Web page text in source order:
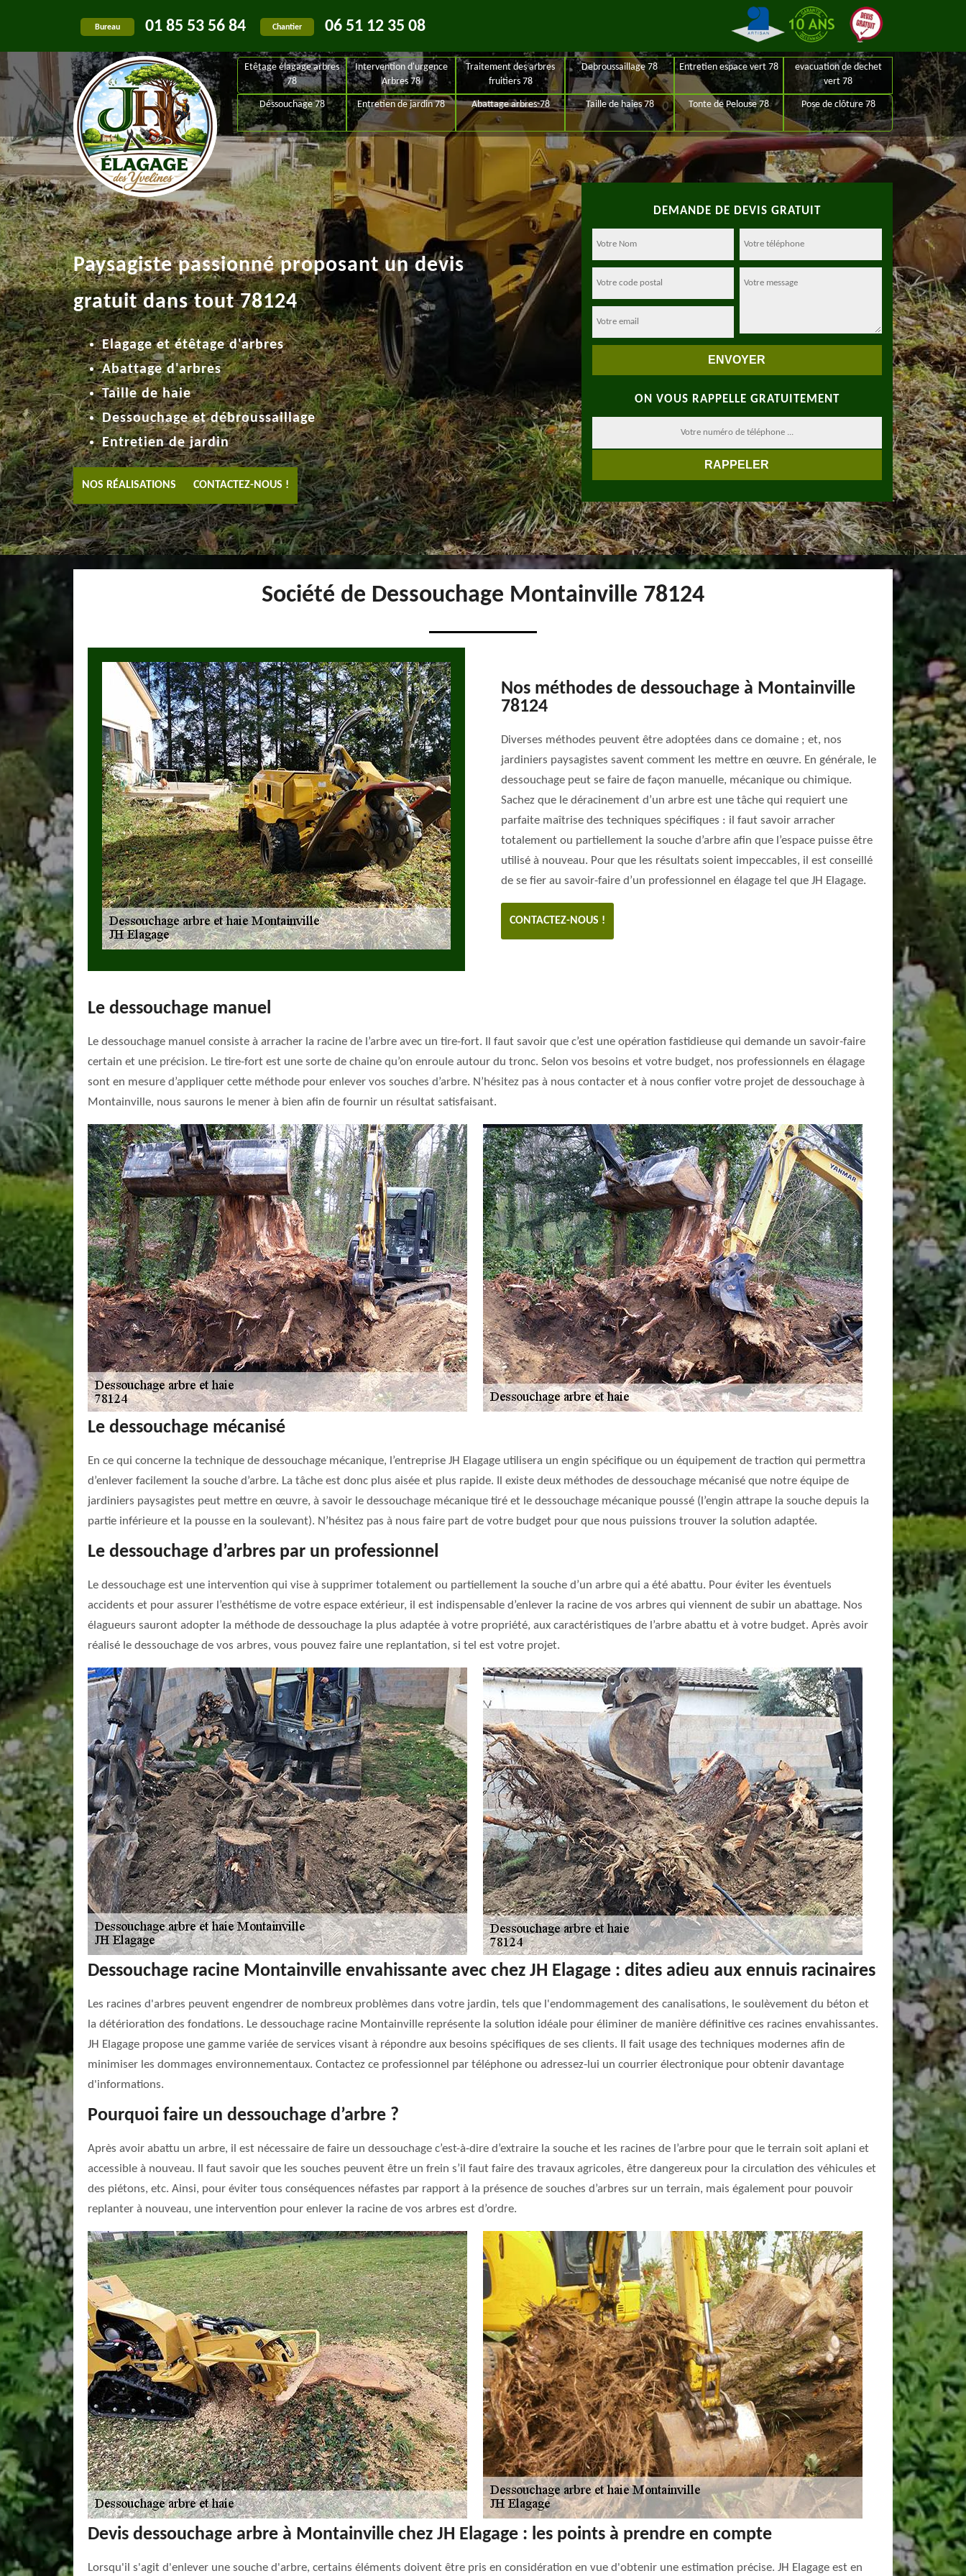
Bureau 01 85 53 56 84 Chantier 06 51 12 35 08
Etêtage élagage arbres
78
Intervention d'urgence
Arbres 78
Traitement des arbres
fruitiers 78
Debroussaillage 78 Entretien espace vert 78
evacuation de dechet
vert 78
Déssouchage 78 Entretien de jardin 78 Abattage arbres-78 Taille de haies 78 Tonte de Pelouse 78 Pose de clôture 78
DEMANDE DE DEVIS GRATUIT
ON VOUS RAPPELLE GRATUITEMENT
Paysagiste passionné proposant un devis
gratuit dans tout 78124
Elagage et étêtage d'arbres
Abattage d'arbres
Taille de haie
Dessouchage et débroussaillage
Entretien de jardin
NOS RÉALISATIONS CONTACTEZ-NOUS !
Société de Dessouchage Montainville 78124
Nos méthodes de dessouchage à Montainville
78124
Diverses méthodes peuvent être adoptées dans ce domaine ; et, nos
jardiniers paysagistes savent comment les mettre en œuvre. En générale, le
dessouchage peut se faire de façon manuelle, mécanique ou chimique.
Sachez que le déracinement d’un arbre est une tâche qui requiert une
parfaite maîtrise des techniques spécifiques : il faut savoir arracher
totalement ou partiellement la souche d’arbre afin que l’espace puisse être
utilisé à nouveau. Pour que les résultats soient impeccables, il est conseillé
de se fier au savoir-faire d’un professionnel en élagage tel que JH Elagage.
CONTACTEZ-NOUS !
Le dessouchage manuel
Le dessouchage manuel consiste à arracher la racine de l’arbre avec un tire-fort. Il faut savoir que c’est une opération fastidieuse qui demande un savoir-faire
certain et une précision. Le tire-fort est une sorte de chaine qu’on enroule autour du tronc. Selon vos besoins et votre budget, nos professionnels en élagage
sont en mesure d’appliquer cette méthode pour enlever vos souches d’arbre. N’hésitez pas à nous contacter et à nous confier votre projet de dessouchage à
Montainville, nous saurons le mener à bien afin de fournir un résultat satisfaisant.
Le dessouchage mécanisé
En ce qui concerne la technique de dessouchage mécanique, l’entreprise JH Elagage utilisera un engin spécifique ou un équipement de traction qui permettra
d’enlever facilement la souche d’arbre. La tâche est donc plus aisée et plus rapide. Il existe deux méthodes de dessouchage mécanisé que notre équipe de
jardiniers paysagistes peut mettre en œuvre, à savoir le dessouchage mécanique tiré et le dessouchage mécanique poussé (l’engin attrape la souche depuis la
partie inférieure et la pousse en la soulevant). N’hésitez pas à nous faire part de votre budget pour que nous puissions trouver la solution adaptée.
Le dessouchage d’arbres par un professionnel
Le dessouchage est une intervention qui vise à supprimer totalement ou partiellement la souche d’un arbre qui a été abattu. Pour éviter les éventuels
accidents et pour assurer l’esthétisme de votre espace extérieur, il est indispensable d’enlever la racine de vos arbres qui viennent de subir un abattage. Nos
élagueurs sauront adopter la méthode de dessouchage la plus adaptée à votre propriété, aux caractéristiques de l’arbre abattu et à votre budget. Après avoir
réalisé le dessouchage de vos arbres, vous pouvez faire une replantation, si tel est votre projet.
Dessouchage racine Montainville envahissante avec chez JH Elagage : dites adieu aux ennuis racinaires
Les racines d'arbres peuvent engendrer de nombreux problèmes dans votre jardin, tels que l'endommagement des canalisations, le soulèvement du béton et
la détérioration des fondations. Le dessouchage racine Montainville représente la solution idéale pour éliminer de manière définitive ces racines envahissantes.
JH Elagage propose une gamme variée de services visant à répondre aux besoins spécifiques de ses clients. Il fait usage des techniques modernes afin de
minimiser les dommages environnementaux. Contactez ce professionnel par téléphone ou adressez-lui un courrier électronique pour obtenir davantage
d'informations.
Pourquoi faire un dessouchage d’arbre ?
Après avoir abattu un arbre, il est nécessaire de faire un dessouchage c’est-à-dire d’extraire la souche et les racines de l’arbre pour que le terrain soit aplani et
accessible à nouveau. Il faut savoir que les souches peuvent être un frein s’il faut faire des travaux agricoles, être dangereux pour la circulation des véhicules et
des piétons, etc. Ainsi, pour éviter tous conséquences néfastes par rapport à la présence de souches d’arbres sur un terrain, mais également pour pouvoir
replanter à nouveau, une intervention pour enlever la racine de vos arbres est d’ordre.
Devis dessouchage arbre à Montainville chez JH Elagage : les points à prendre en compte
Lorsqu'il s'agit d'enlever une souche d'arbre, certains éléments doivent être pris en considération en vue d'obtenir une estimation précise. JH Elagage est en